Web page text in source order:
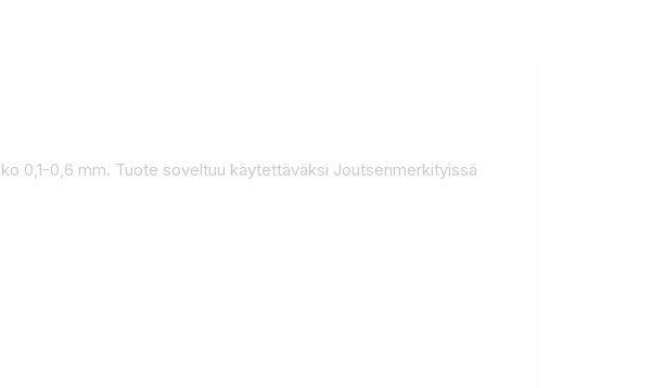
0,1-0,6 mm. Tuote soveltuu käytettäväksi Joutsenmerkityissä